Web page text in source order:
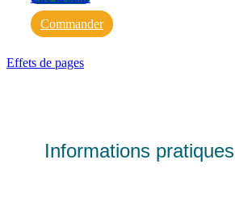
Commander
Effets de pages
Informations pratiques